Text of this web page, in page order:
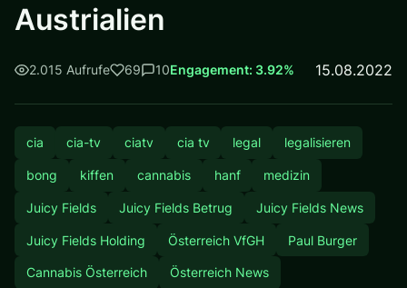
Austrialien
2.015 Aufrufe 69 10Engagement: 3.92% 15.08.2022
cia cia-tv ciatv cia tv legal legalisieren
bong kiffen cannabis hanf medizin
Juicy Fields Juicy Fields Betrug Juicy Fields News
Juicy Fields Holding Österreich VfGH Paul Burger
Cannabis Österreich Österreich News